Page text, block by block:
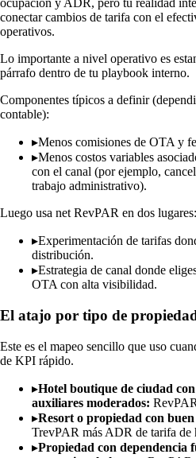
ocupación y ADR, pero tu realidad
conectar cambios de tarifa con el
operativos.
Lo importante a nivel operativo es
párrafo dentro de tu playbook interno.
Componentes típicos a definir
contable):
▸Menos comisiones de OTA y
▸Menos costos variables
con el canal (por ejemplo,
trabajo administrativo).
Luego usa net RevPAR en dos lugares:
▸Experimentación de tarifas
distribución.
▸Estrategia de canal donde
OTA con alta visibilidad.
El atajo por tipo de
Este es el mapeo sencillo que uso
de KPI rápido.
▸Hotel boutique de ciudad
auxiliares moderados:
▸Resort o propiedad con
TrevPAR más ADR de tarifa de
▸Propiedad con dependencia